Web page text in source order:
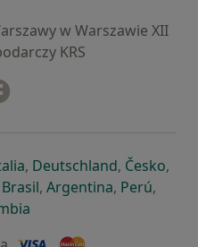
w Warszawie XII
KRS
karcie
w nowej karcie
się w nowej karcie
otwiera się w nowej
, Deutschlandotwiera się
, Česko,
karcie
się w nowej karcie
się w nowej karcie
Brasilotwiera się w nowej
, Argentinaotwiera się
, Perú,